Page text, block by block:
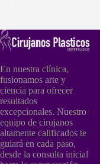
En nuestra clínica,
fusionamos arte y
ciencia para ofrecer
resultados
excepcionales. Nuestro
equipo de cirujanos
altamente calificados te
guiará en cada paso,
desde la consulta inicial